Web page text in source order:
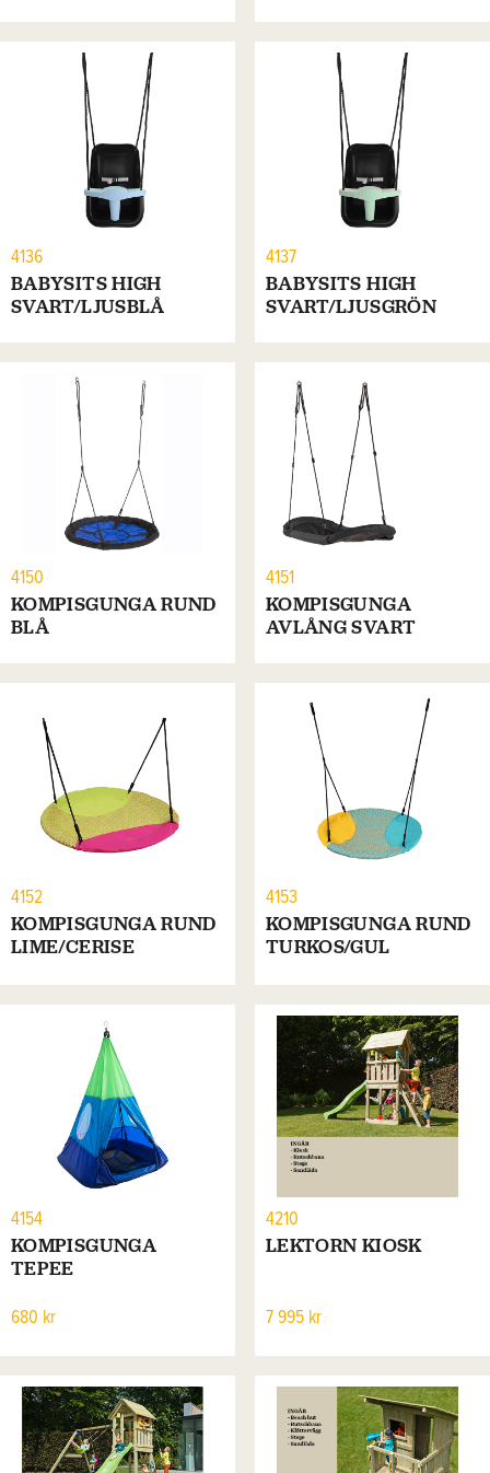
4136
BABYSITS HIGH
SVART/LJUSBLÅ
4137
BABYSITS HIGH
SVART/LJUSGRÖN
4150
KOMPISGUNGA RUND
BLÅ
4151
KOMPISGUNGA
AVLÅNG SVART
4152
KOMPISGUNGA RUND
LIME/CERISE
4153
KOMPISGUNGA RUND
TURKOS/GUL
4154
KOMPISGUNGA
TEPEE
680 kr
4210
LEKTORN KIOSK
7 995 kr